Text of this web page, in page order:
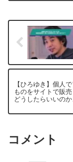
【ひろゆき】個人
ものをサイトで販
どうしたらいいの
すー ひろゆき切
コメント